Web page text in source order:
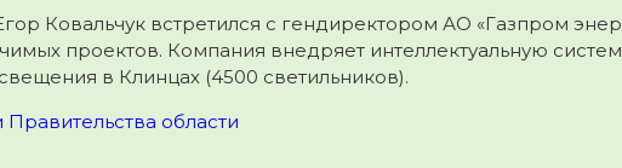
Ковальчук встретился с гендиректором АО «Газпром
проектов. Компания внедряет интеллектуальную
в Клинцах (4500 светильников).
области